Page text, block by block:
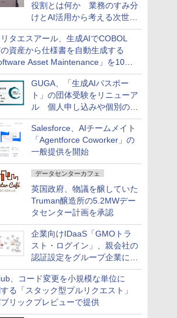
役割とは何か 業務のすみ分
けとAI活用から考える次世代
ファイナンス戦略
タエスアール、生成AIでCOBOL
資産から仕様書を自動生成する
Asset Maintenance」を10月
GUGA、「生成AIパスポー
ト」の団体受験をリニューア
ル 個人申し込みや個別の支
払いなどに対応
Salesforce、AIチームメイト
「Agentforce Coworker」の
一般提供を開始
データセンターカフェ
英国政府、物議を醸していた
Truman醸造所の5.2MWデー
タセンター計画を承認
企業向けIDaaS「GMOトラ
スト・ログイン」、親会社の
認証設定をグループ企業に展
開できる新機能を提供
、コード変更を小規模な単位に
る「スタック型プルリクエスト」
リックプレビューで提供